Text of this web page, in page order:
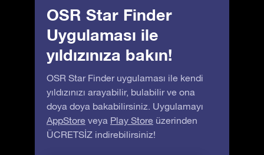
OSR Star Finder
Uygulaması ile
yıldızınıza bakın!
OSR Star Finder uygulaması ile kendi
yıldızınızı arayabilir, bulabilir ve ona
doya doya bakabilirsiniz. Uygulamayı
AppStore veya Play Store üzerinden
ÜCRETSİZ indirebilirsiniz!